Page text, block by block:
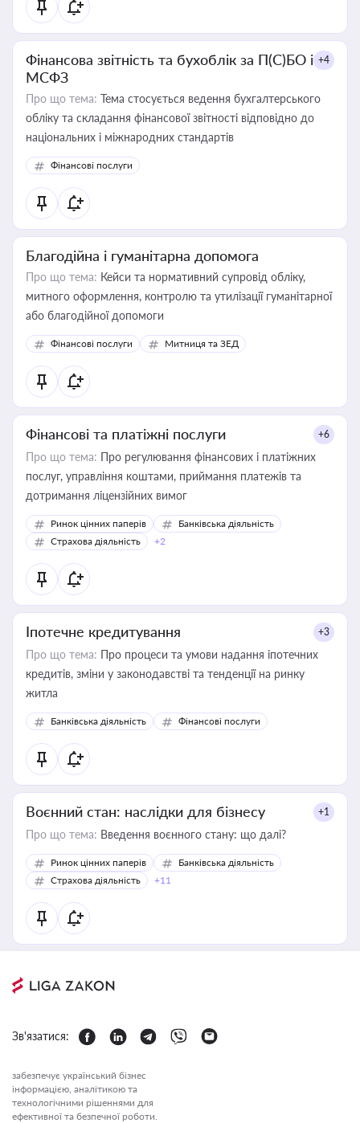
Фінансова звітність та бухоблік за П(С)БО і
МСФЗ
+4
Про що тема: Тема стосується ведення бухгалтерського
обліку та складання фінансової звітності відповідно до
національних і міжнародних стандартів
Фінансові послуги
Благодійна і гуманітарна допомога
Про що тема: Кейси та нормативний супровід обліку,
митного оформлення, контролю та утилізації гуманітарної
або благодійної допомоги
Фінансові послуги Митниця та ЗЕД
Фінансові та платіжні послуги +6
Про що тема: Про регулювання фінансових і платіжних
послуг, управління коштами, приймання платежів та
дотримання ліцензійних вимог
Ринок цінних паперів
Банківська діяльність
Страхова діяльність
+2
Іпотечне кредитування +3
Про що тема: Про процеси та умови надання іпотечних
кредитів, зміни у законодавстві та тенденції на ринку
житла
Банківська діяльність Фінансові послуги
Воєнний стан: наслідки для бізнесу +1
Про що тема: Введення воєнного стану: що далі?
Ринок цінних паперів
Банківська діяльність
Страхова діяльність
+11
Зв'язатися:
забезпечує український бізнес
інформацією, аналітикою та
технологічними рішеннями для
ефективної та безпечної роботи.